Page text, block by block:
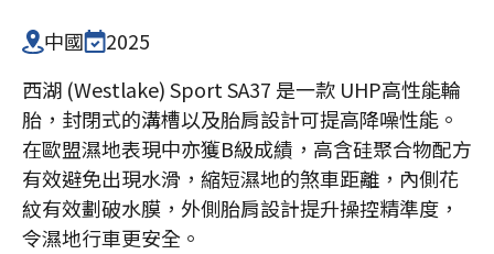
中國
2025
西湖 (Westlake) Sport SA37 是一款 UHP高性能輪
胎，封閉式的溝槽以及胎肩設計可提高降噪性能。
在歐盟濕地表現中亦獲B級成績，高含硅聚合物配方
有效避免出現水滑，縮短濕地的煞車距離，內側花
紋有效劃破水膜，外側胎肩設計提升操控精準度，
令濕地行車更安全。